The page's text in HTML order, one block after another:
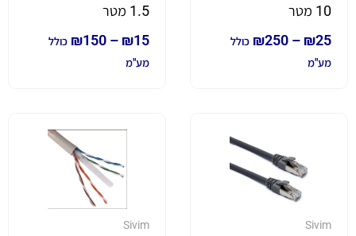
10 מטר
₪25
–
₪250
כולל
מע"מ
1.5 מטר
₪15
–
₪150
כולל
מע"מ
Sivim
Sivim